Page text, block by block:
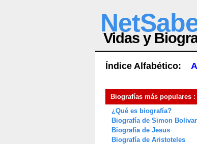
Vidas y
Índice Alfabético: A
Biografías más populares :
¿Qué es biografía?
Biografía de Simon Bolivar
Biografía de Jesus
Biografía de Aristoteles